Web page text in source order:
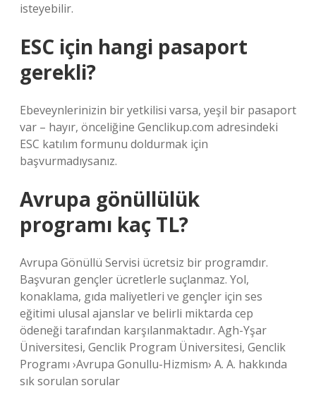
isteyebilir.
ESC için hangi pasaport
gerekli?
Ebeveynlerinizin bir yetkilisi varsa, yeşil bir pasaport
var – hayır, önceliğine Genclikup.com adresindeki
ESC katılım formunu doldurmak için
başvurmadıysanız.
Avrupa gönüllülük
programı kaç TL?
Avrupa Gönüllü Servisi ücretsiz bir programdır.
Başvuran gençler ücretlerle suçlanmaz. Yol,
konaklama, gıda maliyetleri ve gençler için ses
eğitimi ulusal ajanslar ve belirli miktarda cep
ödeneği tarafından karşılanmaktadır. Agh-Yşar
Üniversitesi, Genclik Program Üniversitesi, Genclik
Programı ›Avrupa Gonullu-Hizmism› A. A. hakkında
sık sorulan sorular